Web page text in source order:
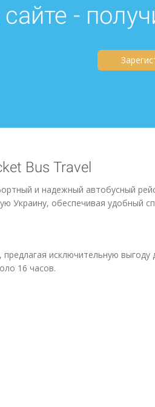
-
Bus Travel
и надежный автобусный
Украину, обеспечивая удобный
исключительную
16 часов.